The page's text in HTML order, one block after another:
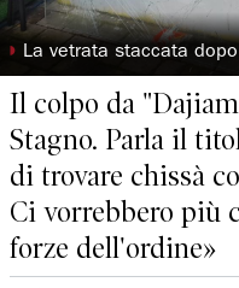
◗ La vetrata staccata
Il colpo da
Stagno. Parla il
di trovare chissà
Ci vorrebbero più
forze dell'ordine»